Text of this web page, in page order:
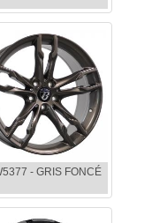
- GRIS FONCÉ